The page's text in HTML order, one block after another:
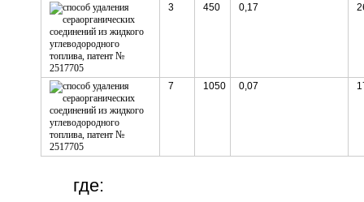
3 450 0,17
7 1050 0,07
где: